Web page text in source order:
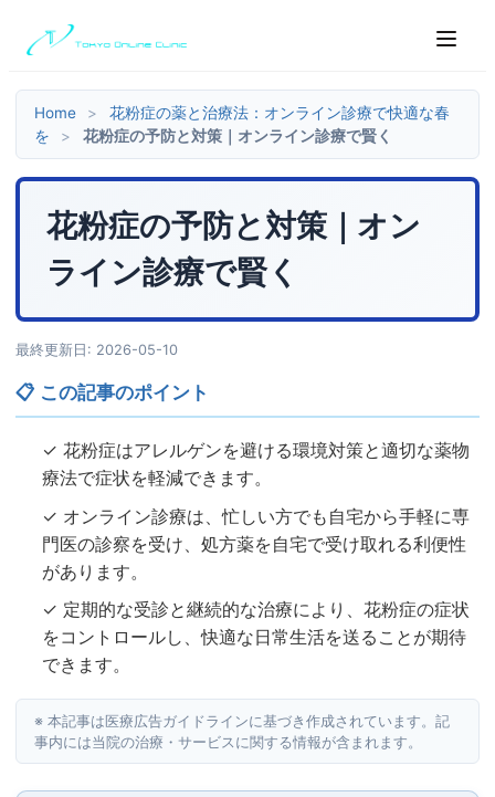
Home >
花粉症の薬と治療法：オンライン診療で快適な春
を
> 花粉症の予防と対策｜オンライン診療で賢く
花粉症の予防と対策｜オン
ライン診療で賢く
最終更新日: 2026-05-10
📋 この記事のポイント
✓ 花粉症はアレルゲンを避ける環境対策と適切な薬物
療法で症状を軽減できます。
✓ オンライン診療は、忙しい方でも自宅から手軽に専
門医の診察を受け、処方薬を自宅で受け取れる利便性
があります。
✓ 定期的な受診と継続的な治療により、花粉症の症状
をコントロールし、快適な日常生活を送ることが期待
できます。
※ 本記事は医療広告ガイドラインに基づき作成されています。記
事内には当院の治療・サービスに関する情報が含まれます。